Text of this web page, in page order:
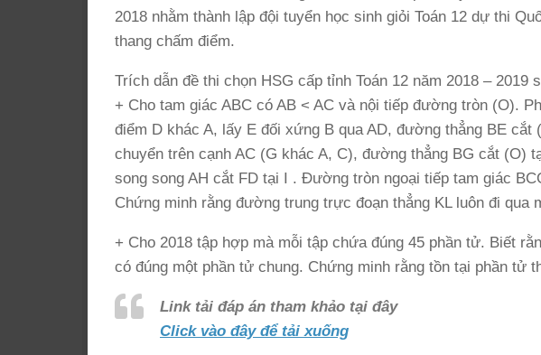
2018 nhằm thành lập đội tuyển học sinh giỏi Toán 12 dự thi
thang chấm điểm.
Trích dẫn đề thi chọn HSG cấp tỉnh Toán 12 năm 2018 –
+ Cho tam giác ABC có AB < AC và nội tiếp đường tròn (O).
điểm D khác A, lấy E đối xứng B qua AD, đường thẳng BE cắt
chuyển trên cạnh AC (G khác A, C), đường thẳng BG cắt (O)
song song AH cắt FD tại I . Đường tròn ngoại tiếp tam giác
Chứng minh rằng đường trung trực đoạn thẳng KL luôn đi qua
+ Cho 2018 tập hợp mà mỗi tập chứa đúng 45 phần tử. Biết
có đúng một phần tử chung. Chứng minh rằng tồn tại phần tử
Link tải đáp án tham khảo tại đây
Click vào đây để tải xuống